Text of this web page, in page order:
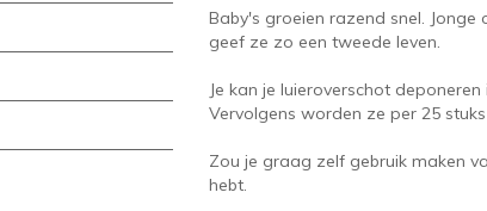
Baby's groeien razend snel.
geef ze zo een tweede leven.
Je kan je luieroverschot
Vervolgens worden ze per 25
Zou je graag zelf gebruik maken
hebt.